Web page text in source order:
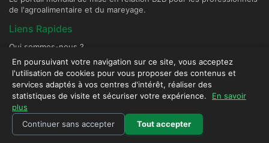
de l'agroalimentaire et du mareyage.
Liens Rapides
Qui sommes-nous ?
Devenir Fournisseur Partenaire
Publier une annonce
Contact & Sécurité
Plateforme sécurisée - Tous droits réservés © 2026 EspaceAgro.
En poursuivant votre navigation sur ce site, vous acceptez
l'utilisation de cookies pour vous proposer des contenus et
services adaptés à vos centres d'intérêt, réaliser des
statistiques de visite et sécuriser votre expérience.
En savoir
plus
Continuer sans accepter
Tout accepter